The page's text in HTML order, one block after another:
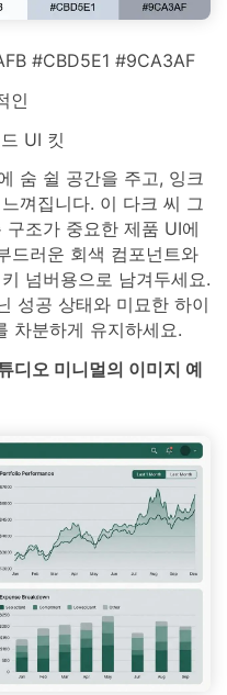
#CBD5E1 #9CA3AF
인
UI 킷
숨 쉴 공간을 주고, 잉크
껴집니다. 이 다크 씨 그
조가 중요한 제품 UI에
드러운 회색 컴포넌트와
넘버용으로 남겨두세요.
성공 상태와 미묘한 하이
차분하게 유지하세요.
디오 미니멀의 이미지 예